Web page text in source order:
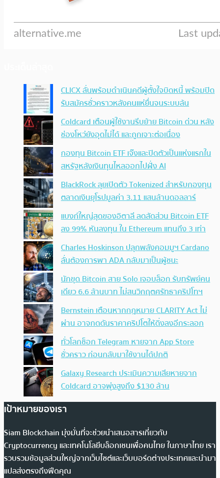
CLICX ลั่นพร้อมดำเนินคดีผู้ตั้งใจบิดหนี้ พร้อมปิด
รับสมัครชั่วคราวหลังคนแห่ยื่นจนระบบล้น
Coldcard เตือนผู้ใช้งานรีบย้าย Bitcoin ด่วน หลัง
ช่องโหว่ยังอุดไม่ได้ และถูกเจาะต่อเนื่อง
กองทุน Bitcoin ETF เจ๊งและปิดตัวเป็นแห่งแรกใน
สหรัฐหลังเงินทุนไหลออกไปฝั่ง AI
BlackRock ลุยเปิดตัว Tokenized สำหรับกองทุน
ตลาดเงินยุโรปมูลค่า 3.11 แสนล้านดอลลาร์
แบงก์ใหญ่สุดของอิตาลี ลดสัดส่วน Bitcoin ETF
ลง 99% หันลงทุน ใน Ethereum แทนถึง 3 เท่า
Charles Hoskinson ปลุกพลังคอมมูฯ Cardano
ลั่นต้องการพา ADA กลับมาเป็นผู้ชนะ
นักขุด Bitcoin สาย Solo เจอบล็อก รับทรัพย์คน
เดียว 6.6 ล้านบาท ไม่สนวิกฤตศรัทธาคริปโทฯ
Bernstein เตือนหากกฎหมาย CLARITY Act ไม่
ผ่าน อาจกดดันราคาคริปโตให้ดิ่งลงอีกระลอก
ทั่วโลกช็อก Telegram หายจาก App Store
ชั่วคราว ก่อนกลับมาใช้งานได้ปกติ
Galaxy Research ประเมินความเสียหายจาก
Coldcard อาจพุ่งสูงถึง $130 ล้าน
เป้าหมายของเรา
Siam Blockchain มุ่งมั่นที่จะช่วยนำเสนอสารเกี่ยวกับ
Cryptocurrency และเทคโนโลยีบล็อกเชนเพื่อคนไทย ในภาษาไทย เรา
รวบรวมข้อมูลส่วนใหญ่จากเว็บไซต์และเว็บบอร์ดต่างประเทศและนำมา
แปลส่งตรงถึงฟีดคุณ